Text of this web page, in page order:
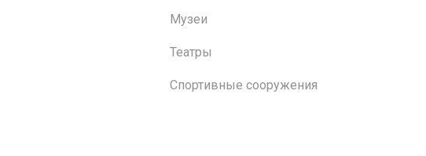
Музеи
Театры
Спортивные сооружения